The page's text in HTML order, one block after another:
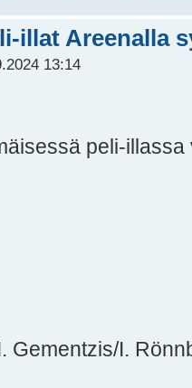
illat Areenalla
13:14
peli-
Gementzis/I.